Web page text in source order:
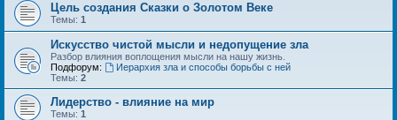
Цель создания Сказки о Золотом Веке
Темы: 1
Искусство чистой мысли и недопущение зла
Разбор влияния воплощения мысли на нашу жизнь.
Подфорум:
Иерархия зла и способы борьбы с ней
Темы: 2
Лидерство - влияние на мир
Темы: 1